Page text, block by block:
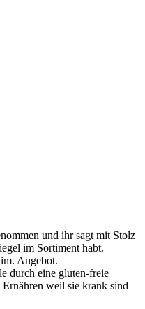
und ihr sagt mit Stolz
im Sortiment habt.
Angebot.
durch eine gluten-freie
weil sie krank sind